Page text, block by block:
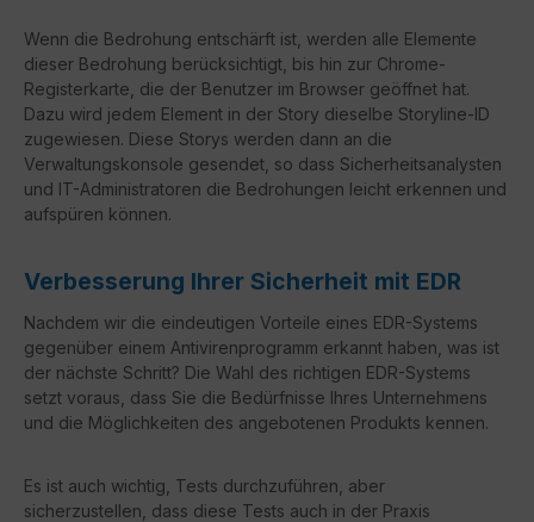
Wenn die Bedrohung entschärft ist, werden alle Elemente
dieser Bedrohung berücksichtigt, bis hin zur Chrome-
Registerkarte, die der Benutzer im Browser geöffnet hat.
Dazu wird jedem Element in der Story dieselbe Storyline-ID
zugewiesen. Diese Storys werden dann an die
Verwaltungskonsole gesendet, so dass Sicherheitsanalysten
und IT-Administratoren die Bedrohungen leicht erkennen und
aufspüren können.
Verbesserung Ihrer Sicherheit mit EDR
Nachdem wir die eindeutigen Vorteile eines EDR-Systems
gegenüber einem Antivirenprogramm erkannt haben, was ist
der nächste Schritt? Die Wahl des richtigen EDR-Systems
setzt voraus, dass Sie die Bedürfnisse Ihres Unternehmens
und die Möglichkeiten des angebotenen Produkts kennen.
Es ist auch wichtig, Tests durchzuführen, aber
sicherzustellen, dass diese Tests auch in der Praxis